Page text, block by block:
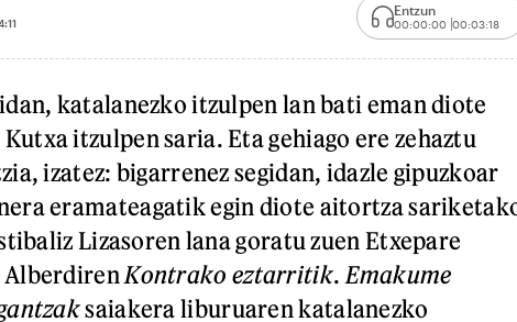
Entzun
00:00:00 00:03:18
katalanezko itzulpen lan bati eman diote
itzulpen saria. Eta gehiago ere zehaztu
izatez: bigarrenez segidan, idazle gipuzkoar
eramateagatik egin diote aitortza
Lizasoren lana goratu zuen Etxepare
Kontrako eztarritik. Emakume
saiakera liburuaren katalanezko